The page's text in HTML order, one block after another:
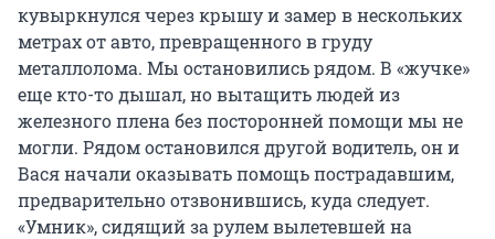
кувыркнулся через крышу и замер в нескольких
метрах от авто, превращенного в груду
металлолома. Мы остановились рядом. В «жучке»
еще кто-то дышал, но вытащить людей из
железного плена без посторонней помощи мы не
могли. Рядом остановился другой водитель, он и
Вася начали оказывать помощь пострадавшим,
предварительно отзвонившись, куда следует.
«Умник», сидящий за рулем вылетевшей на